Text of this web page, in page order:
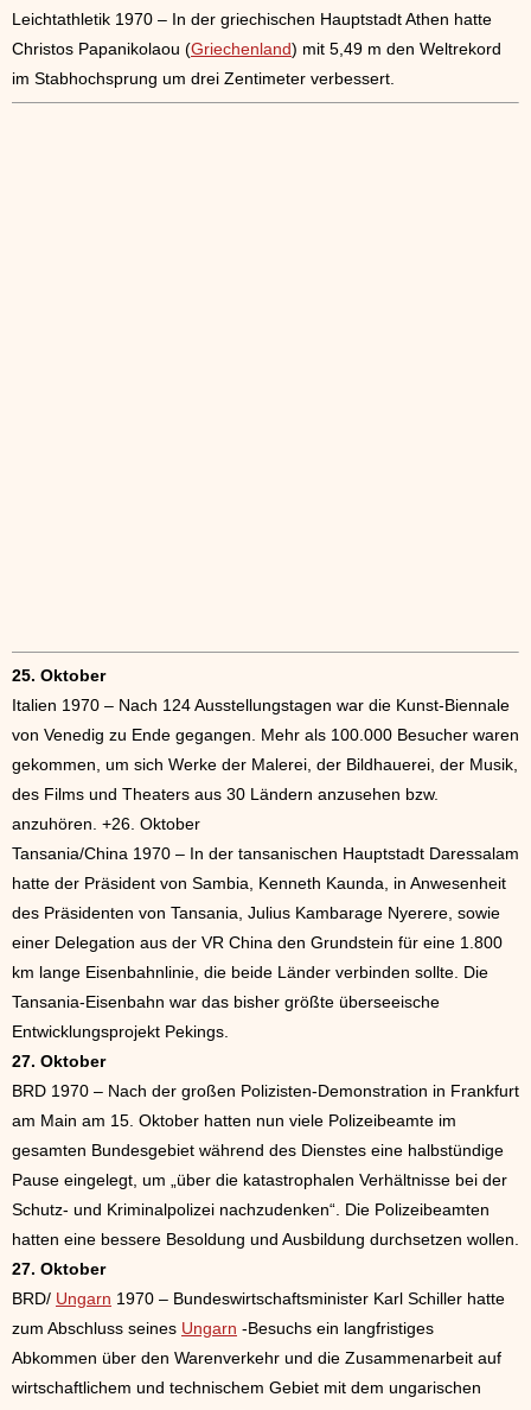
Leichtathletik 1970 – In der griechischen Hauptstadt Athen hatte
Christos Papanikolaou (Griechenland) mit 5,49 m den Weltrekord
im Stabhochsprung um drei Zentimeter verbessert.
25. Oktober
Italien 1970 – Nach 124 Ausstellungstagen war die Kunst-Biennale
von Venedig zu Ende gegangen. Mehr als 100.000 Besucher waren
gekommen, um sich Werke der Malerei, der Bildhauerei, der Musik,
des Films und Theaters aus 30 Ländern anzusehen bzw.
anzuhören. +26. Oktober
Tansania/China 1970 – In der tansanischen Hauptstadt Daressalam
hatte der Präsident von Sambia, Kenneth Kaunda, in Anwesenheit
des Präsidenten von Tansania, Julius Kambarage Nyerere, sowie
einer Delegation aus der VR China den Grundstein für eine 1.800
km lange Eisenbahnlinie, die beide Länder verbinden sollte. Die
Tansania-Eisenbahn war das bisher größte überseeische
Entwicklungsprojekt Pekings.
27. Oktober
BRD 1970 – Nach der großen Polizisten-Demonstration in Frankfurt
am Main am 15. Oktober hatten nun viele Polizeibeamte im
gesamten Bundesgebiet während des Dienstes eine halbstündige
Pause eingelegt, um „über die katastrophalen Verhältnisse bei der
Schutz- und Kriminalpolizei nachzudenken“. Die Polizeibeamten
hatten eine bessere Besoldung und Ausbildung durchsetzen wollen.
27. Oktober
BRD/ Ungarn 1970 – Bundeswirtschaftsminister Karl Schiller hatte
zum Abschluss seines Ungarn -Besuchs ein langfristiges
Abkommen über den Warenverkehr und die Zusammenarbeit auf
wirtschaftlichem und technischem Gebiet mit dem ungarischen